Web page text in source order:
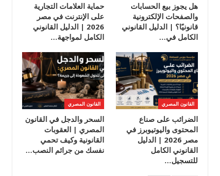
هل يجوز بيع الحسابات
والصفحات الإلكترونية
قانونيًا؟ | الدليل القانوني
الكامل في…
حماية العلامات التجارية
على الإنترنت في مصر
2026 | الدليل القانوني
الكامل لمواجهة…
القانون المصري
الضرائب على صناع
المحتوى واليوتيوبرز في
مصر 2026 | الدليل
القانوني الكامل
للتسجيل…
القانون المصري
السحر والدجل في القانون
المصري | العقوبات
القانونية وكيف تحمي
نفسك من جرائم النصب…